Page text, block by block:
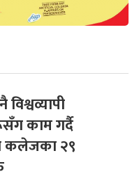
विश्वव्यापी
काम गर्दै
कलेजका २९